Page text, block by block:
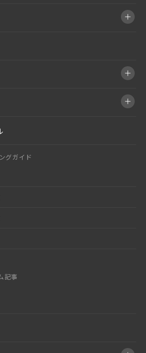
グガイド
記事